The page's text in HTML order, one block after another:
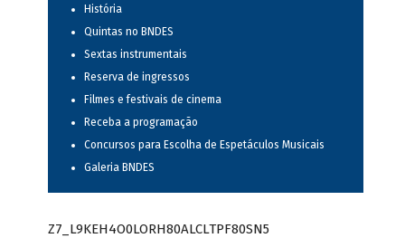
História
Quintas no BNDES
Sextas instrumentais
Reserva de ingressos
Filmes e festivais de cinema
Receba a programação
Concursos para Escolha de Espetáculos Musicais
Galeria BNDES
Z7_L9KEH4O0LORH80ALCLTPF80SN5